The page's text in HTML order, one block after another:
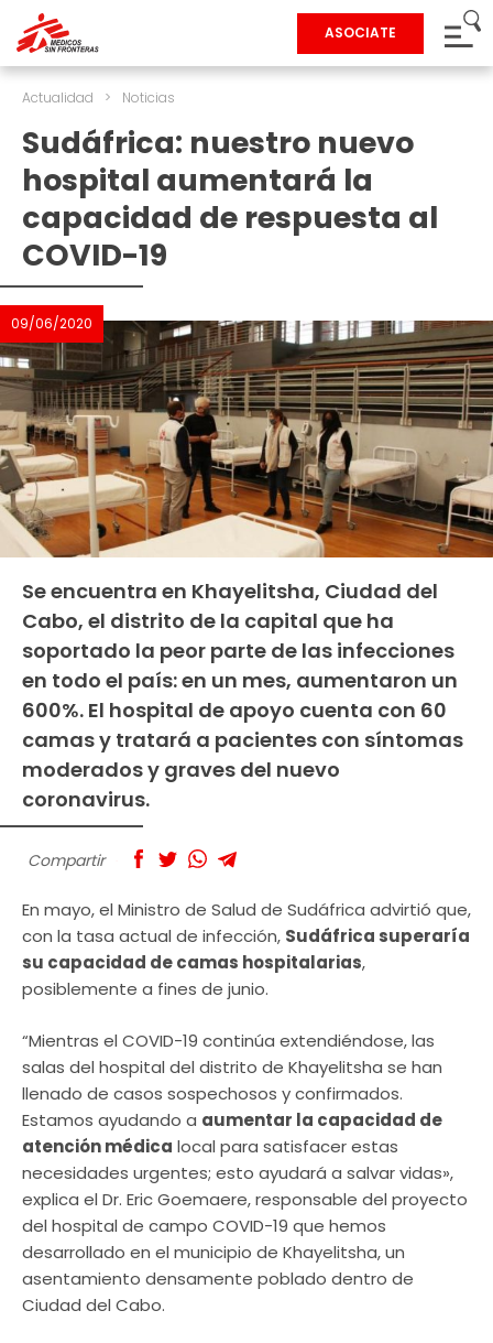
ASOCIATE
Actualidad > Noticias
Sudáfrica: nuestro nuevo
hospital aumentará la
capacidad de respuesta al
COVID-19
09/06/2020
Se encuentra en Khayelitsha, Ciudad del
Cabo, el distrito de la capital que ha
soportado la peor parte de las infecciones
en todo el país: en un mes, aumentaron un
600%. El hospital de apoyo cuenta con 60
camas y tratará a pacientes con síntomas
moderados y graves del nuevo
coronavirus.
Compartir
En mayo, el Ministro de Salud de Sudáfrica advirtió que,
con la tasa actual de infección, Sudáfrica superaría
su capacidad de camas hospitalarias,
posiblemente a fines de junio.
“Mientras el COVID-19 continúa extendiéndose, las
salas del hospital del distrito de Khayelitsha se han
llenado de casos sospechosos y confirmados.
Estamos ayudando a aumentar la capacidad de
atención médica local para satisfacer estas
necesidades urgentes; esto ayudará a salvar vidas»,
explica el Dr. Eric Goemaere, responsable del proyecto
del hospital de campo COVID-19 que hemos
desarrollado en el municipio de Khayelitsha, un
asentamiento densamente poblado dentro de
Ciudad del Cabo.